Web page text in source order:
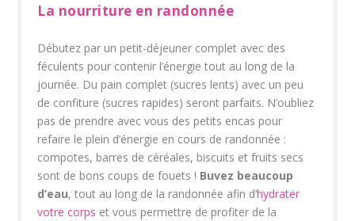
La nourriture en randonnée
Débutez par un petit-déjeuner complet avec des
féculents pour contenir l’énergie tout au long de la
journée. Du pain complet (sucres lents) avec un peu
de confiture (sucres rapides) seront parfaits. N’oubliez
pas de prendre avec vous des petits encas pour
refaire le plein d’énergie en cours de randonnée :
compotes, barres de céréales, biscuits et fruits secs
sont de bons coups de fouets ! Buvez beaucoup
d’eau, tout au long de la randonnée afin d‘hydrater
votre corps et vous permettre de profiter de la